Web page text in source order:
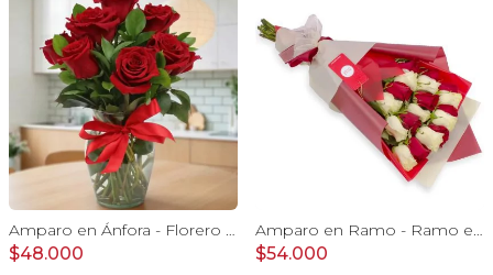
Amparo en Ánfora - Florero 12 rosas ecuatorianas rojo
$48.000
Amparo en Ramo - Ramo extendido 18 rosas blanco y rojo
$54.000